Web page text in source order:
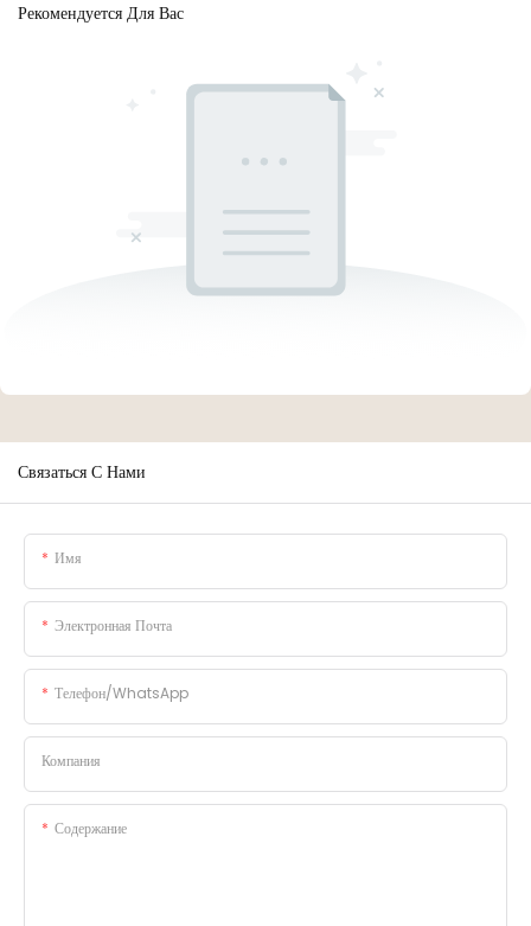
Рекомендуется Для Вас
Связаться С Нами
Имя
Электронная Почта
Телефон/WhatsApp
Компания
Содержание